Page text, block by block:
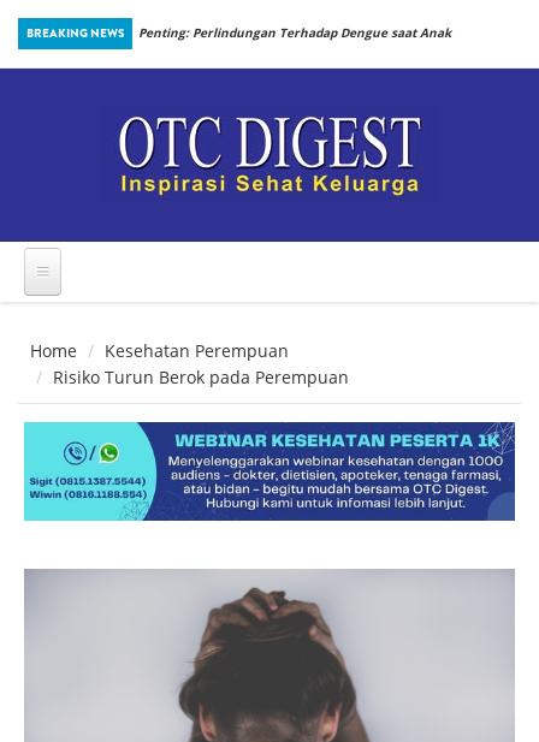
Skip to main content
BREAKING NEWS
Prosedur
Penting: Perlindungan Terhadap Dengue saat Anak
Home
Kesehatan Perempuan
Risiko Turun Berok pada Perempuan